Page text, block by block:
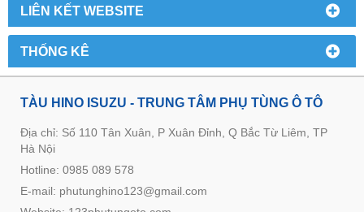
LIÊN KẾT WEBSITE
THỐNG KÊ
TÀU HINO ISUZU - TRUNG TÂM PHỤ TÙNG Ô TÔ
Địa chỉ: Số 110 Tân Xuân, P Xuân Đỉnh, Q Bắc Từ Liêm, TP
Hà Nội
Hotline: 0985 089 578
E-mail: phutunghino123@gmail.com